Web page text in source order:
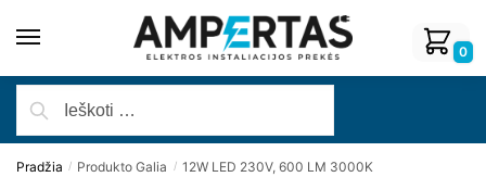
0
Pradžia / Produkto Galia / 12W LED 230V, 600 LM 3000K